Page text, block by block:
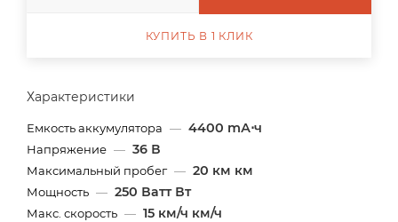
Характеристики
Емкость аккумулятора — 4400 mА⋅ч
Напряжение — 36 В
Максимальный пробег — 20 км км
Мощность — 250 Ватт Вт
Макс. скорость — 15 км/ч км/ч
КУПИТЬ В 1 КЛИК